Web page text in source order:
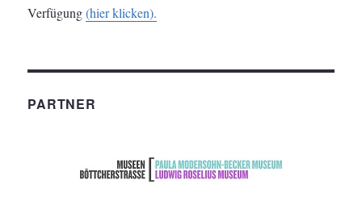
Verfügung(hier klicken).
PARTNER